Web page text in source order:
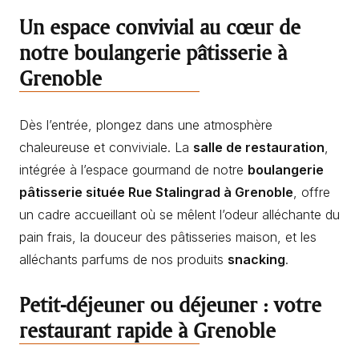
Un espace convivial au cœur de
notre boulangerie pâtisserie à
Grenoble
Dès l’entrée, plongez dans une atmosphère
chaleureuse et conviviale. La salle de restauration,
intégrée à l’espace gourmand de notre boulangerie
pâtisserie située Rue Stalingrad à Grenoble, offre
un cadre accueillant où se mêlent l’odeur alléchante du
pain frais, la douceur des pâtisseries maison, et les
alléchants parfums de nos produits snacking.
Petit-déjeuner ou déjeuner : votre
restaurant rapide à Grenoble